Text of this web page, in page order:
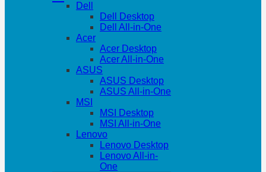
Dell
Dell Desktop
Dell All-in-One
Acer
Acer Desktop
Acer All-in-One
ASUS
ASUS Desktop
ASUS All-in-One
MSI
MSI Desktop
MSI All-in-One
Lenovo
Lenovo Desktop
Lenovo All-in-
One